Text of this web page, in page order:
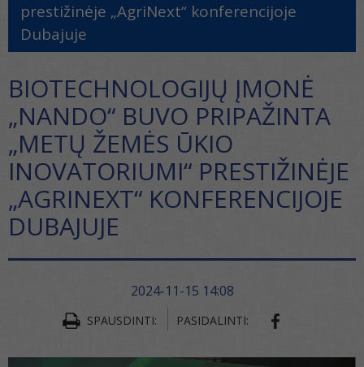
prestižinėje „AgriNext“ konferencijoje
Dubajuje
BIOTECHNOLOGIJŲ ĮMONĖ
„NANDO“ BUVO PRIPAŽINTA
„METŲ ŽEMĖS ŪKIO
INOVATORIUMI“ PRESTIŽINĖJE
„AGRINEXT“ KONFERENCIJOJE
DUBAJUJE
2024-11-15 14:08
SPAUSDINTI: PASIDALINTI: